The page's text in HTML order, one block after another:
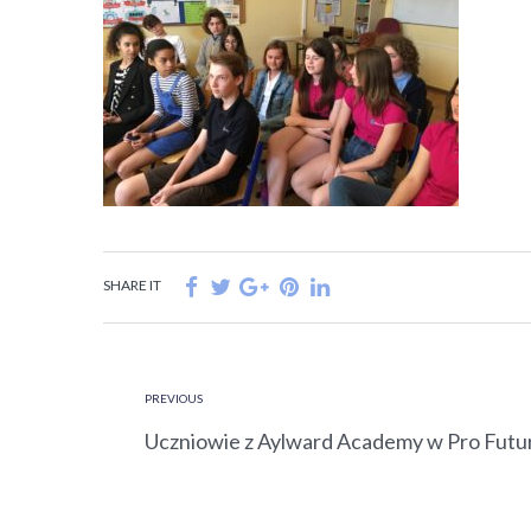
SHARE IT
PREVIOUS
Uczniowie z Aylward Academy w Pro